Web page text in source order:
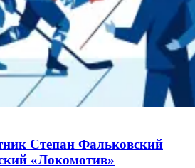
Степан Фальковский
«Локомотив»